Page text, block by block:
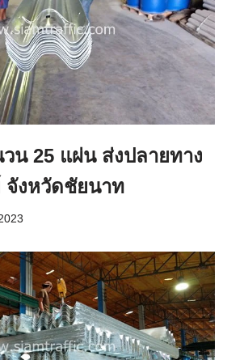
น 25 แผ่น ส่งปลายทาง
จังหวัดชัยนาท